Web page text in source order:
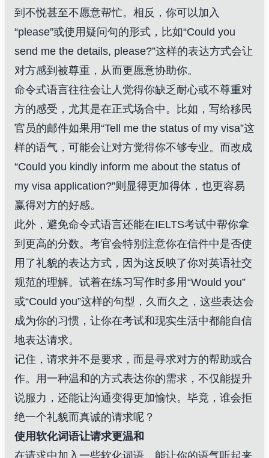
到不悦甚至不愿意帮忙。相反，你可以加入
“please”或使用疑问句的形式，比如“Could you
send me the details, please?”这样的表达方式会让
对方感到被尊重，从而更愿意协助你。
命令式语言往往会让人觉得你缺乏耐心或不尊重对
方的感受，尤其是在正式场合中。比如，写给移民
官员的邮件如果用“Tell me the status of my visa”这
样的语气，可能会让对方觉得你不够专业。而改成
“Could you kindly inform me about the status of
my visa application?”则显得更加得体，也更容易
赢得对方的好感。
此外，避免命令式语言还能在IELTS考试中帮你拿
到更高的分数。考官会特别注意你在信件中是否使
用了礼貌的表达方式，因为这反映了你对英语社交
规范的理解。试着在练习写作时多用“Would you”
或“Could you”这样的句型，久而久之，这些表达会
成为你的习惯，让你在考试和现实生活中都能自信
地表达请求。
记住，请求并不是要求，而是寻求对方的帮助或合
作。用一种温和的方式表达你的需求，不仅能提升
说服力，还能让沟通变得更加愉快。毕竟，谁会拒
绝一个礼貌而真诚的请求呢？
使用软化词语让请求更温和
在请求中加入一些软化词语，能让你的语气听起来